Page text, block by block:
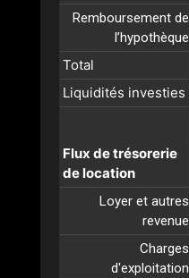
Remboursement de
l’hypothèque
Total
Liquidités investies
Flux de trésorerie
de location
Loyer et autres
revenue
Charges
d'exploitation